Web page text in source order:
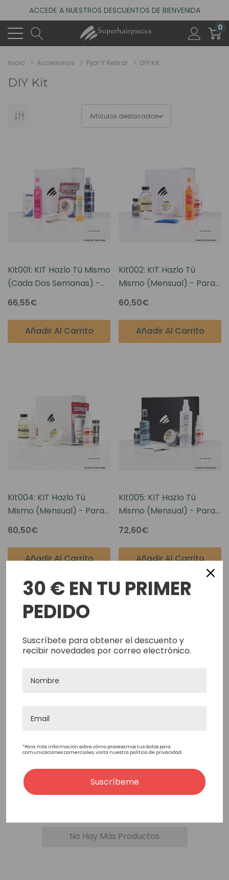
ACCEDE A NUESTROS DESCUENTOS DE BIENVENIDA
4.6
(485 reseñas)
VISITA NUESTRO NUEVO SALÓN EN MADRID
ACCEDE A NUESTROS DESCUENTOS DE BIENVENIDA
4.6
0
Inicio Accesorios Fijar Y Retirar DIY Kit
DIY Kit
Kit001: KIT Hazlo Tú Mismo
(Cada Dos Semanas) -
Frontal
66,55€
Añadir Al Carrito
Kit002: KIT Hazlo Tú
Mismo (Mensual) - Para
60,50€
Añadir Al Carrito
Kit004: KIT Hazlo Tú
Mismo (Mensual) - Para
Piezas De Poli
60,50€
Añadir Al Carrito
Kit005: KIT Hazlo Tú
Mismo (Mensual) - Para
Piezas De Tul
72,60€
Añadir Al Carrito
Small White Glue
0,48€
No Hay Más Productos
30 € EN TU PRIMER
PEDIDO
Suscríbete para obtener el descuento y
recibir novedades por correo electrónico.
*Para más información sobre cómo procesamos tus datos para
comunicaciones comerciales, visita nuestra política de privacidad.
Suscríbeme